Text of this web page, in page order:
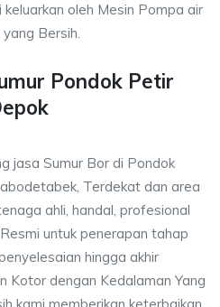
oleh Mesin Pompa air
Bersih.
Pondok Petir
jasa Sumur Bor di Pondok
Terdekat dan area
ahli, handal, profesional
untuk penerapan tahap
hingga akhir
Kotor dengan Kedalaman Yang